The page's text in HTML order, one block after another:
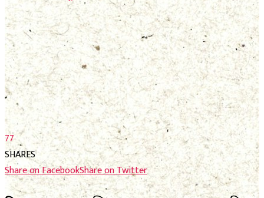
मनाेरञ्जन
फाेटाे फिचर
निर्वाचन
भिजिट नेपाल
सम्पादकीय
स्थानीय निर्वाचन
मनाेरञ्जन
फाेटाे फिचर
निर्वाचन
भिजिट नेपाल
सम्पादकीय
स्थानीय निर्वाचन
77
SHARES
Share on FacebookShare on Twitter